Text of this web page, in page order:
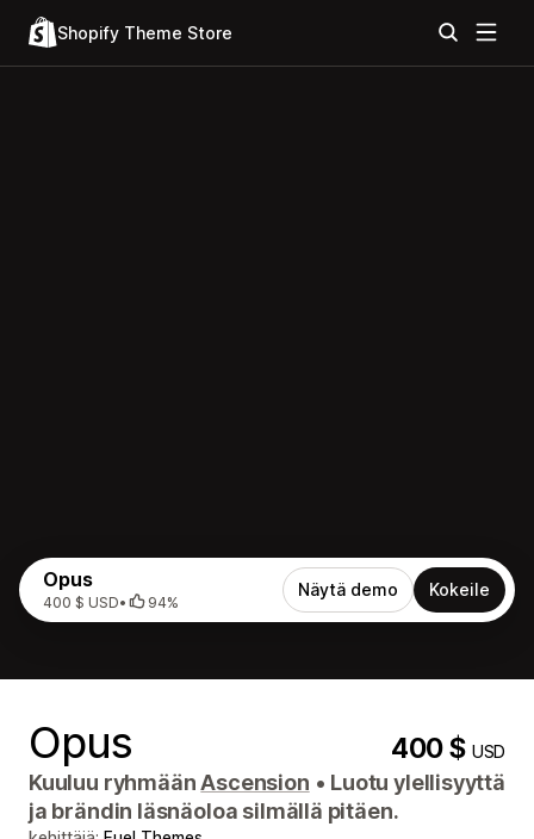
Shopify Theme Store
Opus
400 $ USD• 94%
Näytä demo Kokeile
Opus 400 $USD
Kuuluu ryhmäänAscension • Luotu ylellisyyttä
ja brändin läsnäoloa silmällä pitäen.